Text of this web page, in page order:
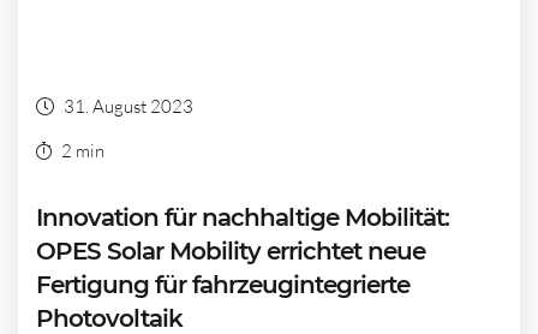
31. August 2023
2 min
Innovation für nachhaltige Mobilität:
OPES Solar Mobility errichtet neue
Fertigung für fahrzeugintegrierte
Photovoltaik